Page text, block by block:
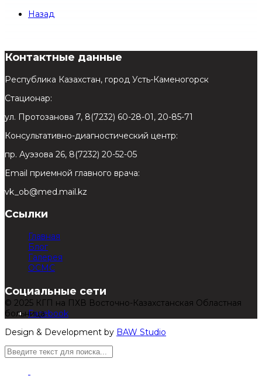
Назад
Контактные данные
Республика Казахстан, город Усть-Каменогорск
Стационар:
ул. Протозанова 7, 8(7232) 60-28-01, 20-85-71
Консультативно-диагностический центр:
пр. Ауэзова 26, 8(7232) 20-52-05
Email приемной главного врача:
vk_ob@med.mail.kz
Ссылки
Главная
Блог
Галерея
ОСМС
Социальные сети
Facebook
© 2025 КГП на ПХВ Восточно-Казахстанская Областная
больница
Design & Development by BAW Studio